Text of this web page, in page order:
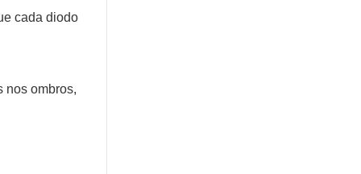
cada diodo
nos ombros,